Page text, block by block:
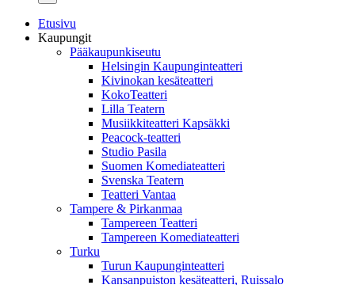
Etusivu
Kaupungit
Pääkaupunkiseutu
Helsingin Kaupunginteatteri
Kivinokan kesäteatteri
KokoTeatteri
Lilla Teatern
Musiikkiteatteri Kapsäkki
Peacock-teatteri
Studio Pasila
Suomen Komediateatteri
Svenska Teatern
Teatteri Vantaa
Tampere & Pirkanmaa
Tampereen Teatteri
Tampereen Komediateatteri
Turku
Turun Kaupunginteatteri
Kansanpuiston kesäteatteri, Ruissalo